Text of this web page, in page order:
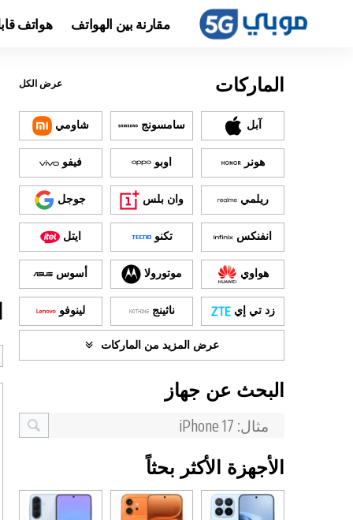
مقارنة بين الهواتف هواتف
الماركات عرض الكل
آبل سامسونج شاومي
هونر اوبو فيفو
ريلمي وان بلس جوجل
انفنكس تكنو ايتل
هواوي موتورولا أسوس
زد تي إي ناثينج لينوفو
عرض المزيد من الماركات
البحث عن جهاز
الأجهزة الأكثر بحثاً